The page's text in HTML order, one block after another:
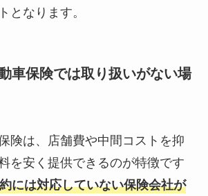
となります。
車保険では取り扱いがない場
険は、店舗費や中間コストを抑
を安く提供できるのが特徴です
には対応していない保険会社が